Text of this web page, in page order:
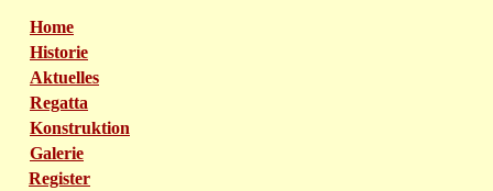
Home
Historie
Aktuelles
Regatta
Konstruktion
Galerie
Register